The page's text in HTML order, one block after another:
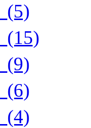
(5)
(15)
(9)
(6)
(4)